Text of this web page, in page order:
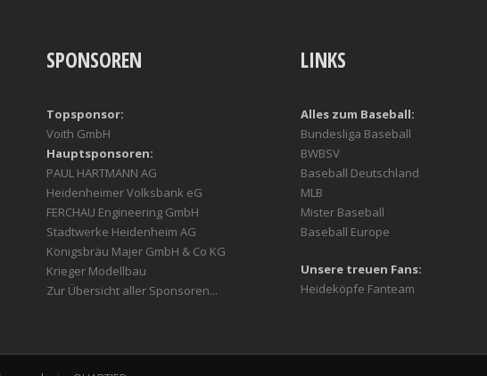
SPONSOREN
Topsponsor:
Voith GmbH
Hauptsponsoren:
PAUL HARTMANN AG
Heidenheimer Volksbank eG
FERCHAU Engineering GmbH
Stadtwerke Heidenheim AG
Königsbräu Majer GmbH & Co KG
Krieger Modellbau
Zur Übersicht aller Sponsoren...
LINKS
Alles zum Baseball:
Bundesliga Baseball
BWBSV
Baseball Deutschland
MLB
Mister Baseball
Baseball Europe
Unsere treuen Fans:
Heideköpfe Fanteam